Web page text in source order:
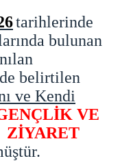
Saatleri
Saatleri
tarihlerinde
bulunan
belirtilen
ve Kendi
VE
ZİYARET